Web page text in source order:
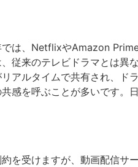
では、NetflixやAmazon
従来のテレビドラマとは異
アルタイムで共有され、ド
感を呼ぶことが多いです。
を受けますが、動画配信サ